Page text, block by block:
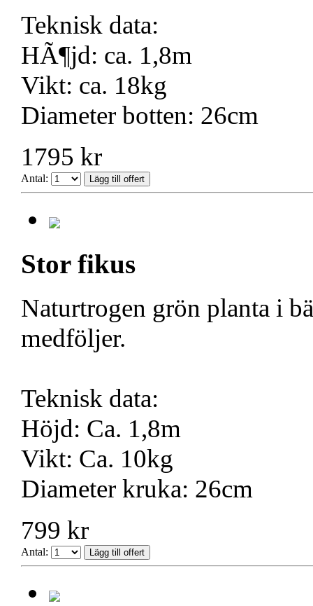
Teknisk data:
HÃ¶jd: ca. 1,8m
Vikt: ca. 18kg
Diameter botten: 26cm
1795 kr
Antal:
Stor fikus
Naturtrogen grön planta i
medföljer.
Teknisk data:
Höjd: Ca. 1,8m
Vikt: Ca. 10kg
Diameter kruka: 26cm
799 kr
Antal: